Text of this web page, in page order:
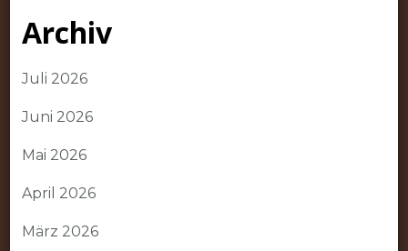
Archiv
Juli 2026
Juni 2026
Mai 2026
April 2026
März 2026